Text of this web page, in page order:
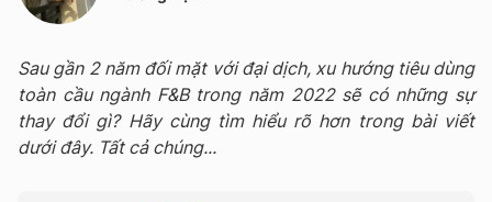
Sau gần 2 năm đối mặt với đại dịch, xu hướng tiêu dùng
toàn cầu ngành F&B trong năm 2022 sẽ có những sự
thay đổi gì? Hãy cùng tìm hiểu rõ hơn trong bài viết
dưới đây. Tất cả chúng...